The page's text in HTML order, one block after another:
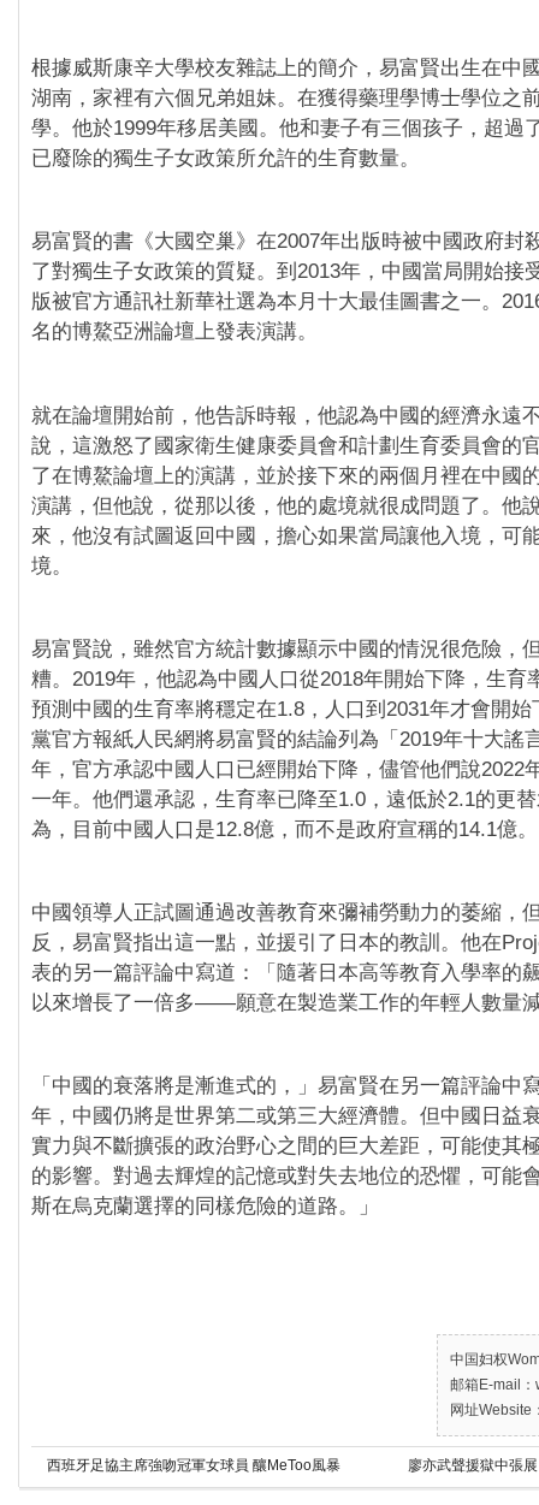
根據威斯康辛大學校友雜誌上的簡介，易富賢出生在中
湖南，家裡有六個兄弟姐妹。在獲得藥理學博士學位之
學。他於1999年移居美國。他和妻子有三個孩子，超過
已廢除的獨生子女政策所允許的生育數量。
易富賢的書《大國空巢》在2007年出版時被中國政府封
了對獨生子女政策的質疑。到2013年，中國當局開始接
版被官方通訊社新華社選為本月十大最佳圖書之一。
名的博鰲亞洲論壇上發表演講。
就在論壇開始前，他告訴時報，他認為中國的經濟永遠
說，這激怒了國家衛生健康委員會和計劃生育委員會的
了在博鰲論壇上的演講，並於接下來的兩個月裡在中國
演講，但他說，從那以後，他的處境就很成問題了。他
來，他沒有試圖返回中國，擔心如果當局讓他入境，可
境。
易富賢說，雖然官方統計數據顯示中國的情況很危險，
糟。2019年，他認為中國人口從2018年開始下降，生育
預測中國的生育率將穩定在1.8，人口到2031年才會開
黨官方報紙人民網將易富賢的結論列為「2019年十大謠
年，官方承認中國人口已經開始下降，儘管他們說2022
一年。他們還承認，生育率已降至1.0，遠低於2.1的更
為，目前中國人口是12.8億，而不是政府宣稱的14.1億。
中國領導人正試圖通過改善教育來彌補勞動力的萎縮，
反，易富賢指出這一點，並援引了日本的教訓。他在
表的另一篇評論中寫道：「隨著日本高等教育入學率
以來增長了一倍多——願意在製造業工作的年輕人數量
「中國的衰落將是漸進式的，」易富賢在另一篇評論中
年，中國仍將是世界第二或第三大經濟體。但中國日益
實力與不斷擴張的政治野心之間的巨大差距，可能使其
的影響。對過去輝煌的記憶或對失去地位的恐懼，可能
斯在烏克蘭選擇的同樣危險的道路。」
中国妇权
邮箱E-mail
网址Website
西班牙足協主席強吻冠軍女球員 釀MeToo風暴 廖亦武聲援獄中張